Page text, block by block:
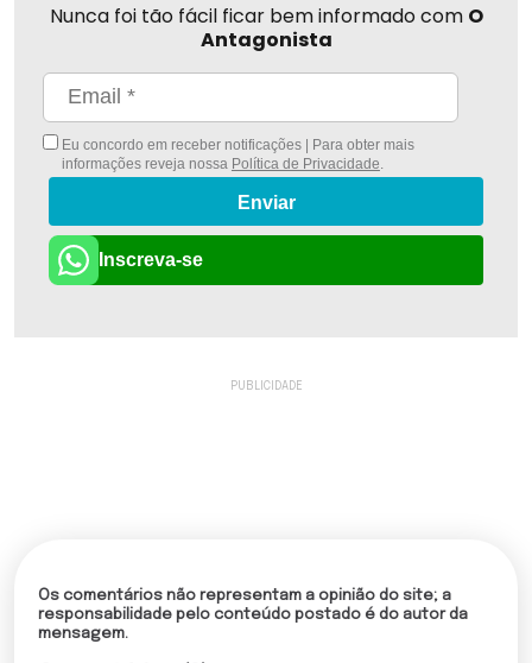
Nunca foi tão fácil ficar bem informado com O
Antagonista
Eu concordo em receber notificações | Para obter mais
informações reveja nossa Política de Privacidade
Enviar
Inscreva-se
Os comentários não representam a opinião do site; a
responsabilidade pelo conteúdo postado é do autor da
mensagem.